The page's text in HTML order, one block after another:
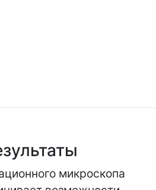
микроскопа